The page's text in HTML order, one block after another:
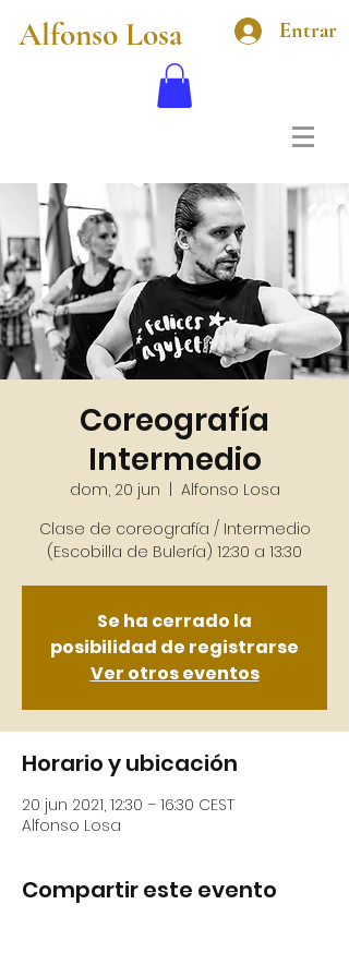
Alfonso Losa Entrar
Coreografía
Intermedio
dom, 20 jun
  |
Alfonso Losa
Clase de coreografía / Intermedio
(Escobilla de Bulería) 12:30 a 13:30
Se ha cerrado la
posibilidad de registrarse
Ver otros eventos
Horario y ubicación
20 jun 2021, 12:30 – 16:30 CEST
Alfonso Losa
Compartir este evento